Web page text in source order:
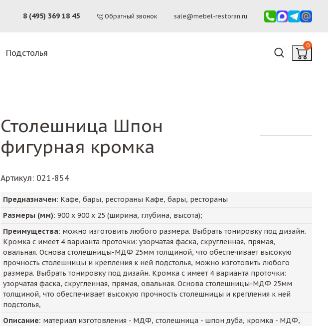
8 (495) 369 18 45 Обратный звонок sale@mebel-restoran.ru
Подстолья
0
Столешница Шпон
фигурная кромка
Артикул: 021-854
Предназначен: Кафе, бары, рестораны Кафе, бары, рестораны
Размеры (мм): 900 х 900 х 25 (ширина, глубина, высота);
Преимущества: можно изготовить любого размера. Выбрать тонировку под дизайн.
Кромка с имеет 4 варианта проточки: узорчатая фаска, скругленная, прямая,
овальная. Основа столешницы-МДФ 25мм толщиной, что обеспечивает высокую
прочность столешницы и крепления к ней подстолья, можно изготовить любого
размера. Выбрать тонировку под дизайн. Кромка с имеет 4 варианта проточки:
узорчатая фаска, скругленная, прямая, овальная. Основа столешницы-МДФ 25мм
толщиной, что обеспечивает высокую прочность столешницы и крепления к ней
подстолья,
Описание: материал изготовления - МДФ, столешница - шпон дуба, кромка - МДФ,